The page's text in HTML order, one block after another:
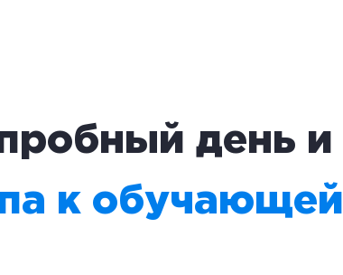
день и
к обучающей